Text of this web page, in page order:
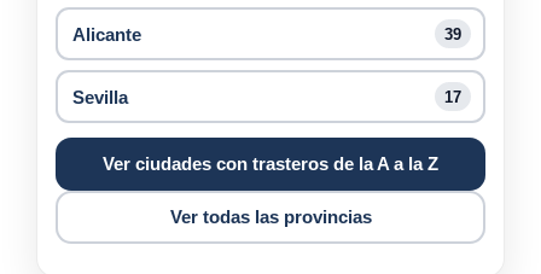
Alicante 39
Sevilla 17
Ver ciudades con trasteros de la A a la Z
Ver todas las provincias